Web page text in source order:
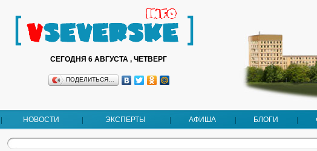
СЕГОДНЯ 6 АВГУСТА , ЧЕТВЕРГ
ПОДЕЛИТЬСЯ…
НОВОСТИ ЭКСПЕРТЫ АФИША БЛОГИ